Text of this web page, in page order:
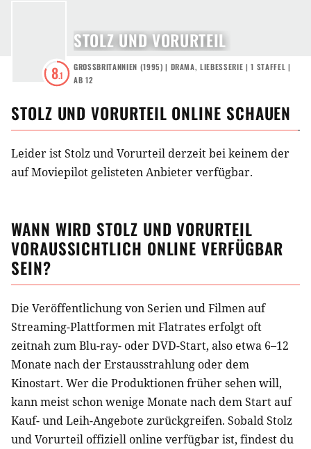
8.1
STOLZ UND VORURTEIL
GROSSBRITANNIEN (1995) | DRAMA,LIEBESSERIE |1 STAFFEL |
AB 12
STOLZ UND VORURTEIL ONLINE SCHAUEN
Leider ist Stolz und Vorurteil derzeit bei keinem der
auf Moviepilot gelisteten Anbieter verfügbar.
WANN WIRD STOLZ UND VORURTEIL
VORAUSSICHTLICH ONLINE VERFÜGBAR
SEIN?
Die Veröffentlichung von Serien und Filmen auf
Streaming-Plattformen mit Flatrates erfolgt oft
zeitnah zum Blu-ray- oder DVD-Start, also etwa 6–12
Monate nach der Erstausstrahlung oder dem
Kinostart. Wer die Produktionen früher sehen will,
kann meist schon wenige Monate nach dem Start auf
Kauf- und Leih-Angebote zurückgreifen. SobaldStolz
und Vorurteil offiziell online verfügbar ist, findest du